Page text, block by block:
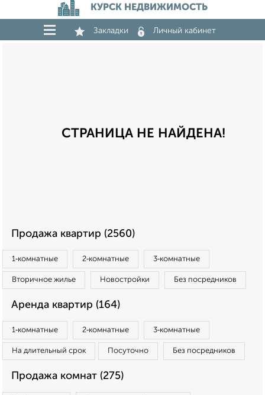
КУРСК НЕДВИЖИМОСТЬ
Закладки Личный кабинет
СТРАНИЦА НЕ НАЙДЕНА!
Продажа квартир (2560)
1‑комнатные 2‑комнатные 3‑комнатные
Вторичное жилье Новостройки Без посредников
Аренда квартир (164)
1‑комнатные 2‑комнатные 3‑комнатные
На длительный срок Посуточно Без посредников
Продажа комнат (275)